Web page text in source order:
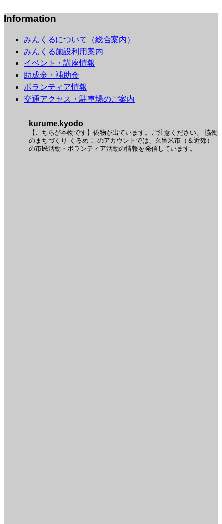
Information
みんくるについて（総合案内）
みんくる施設利用案内
イベント・講座情報
助成金・補助金
ボランティア情報
交通アクセス・駐車場のご案内
kurume.kyodo
【こちらが本物です】偽物が出ています。ご注意ください。
協働
のまちづくり くるめ このアカウントでは、久留米市（＆近郊）
の市民活動・ボランティア活動の情報を発信しています。